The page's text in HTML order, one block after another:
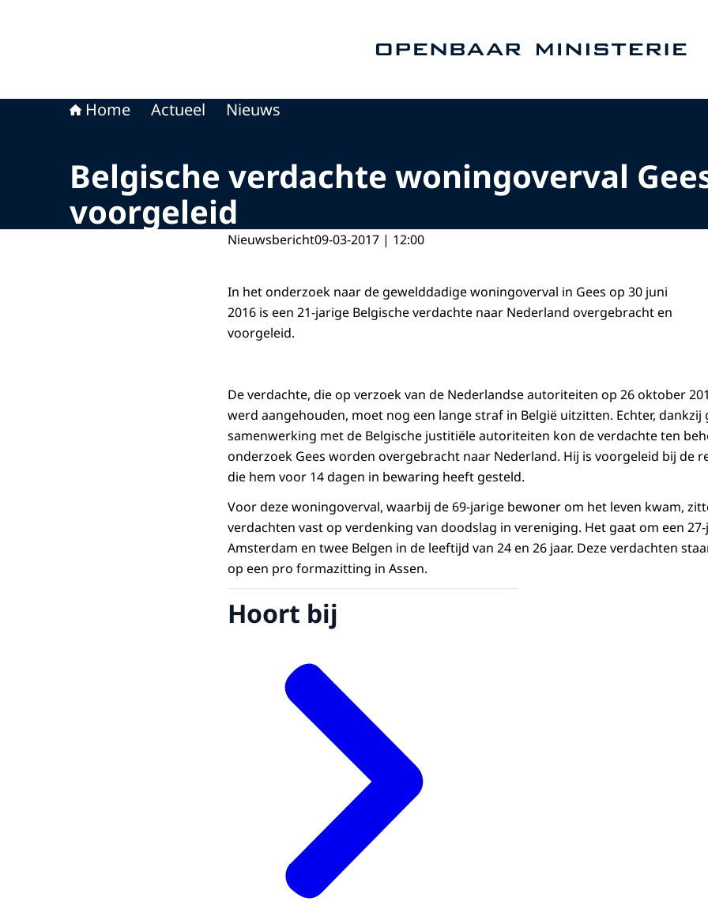
Home Actueel Nieuws
Belgische verdachte woningoverval
voorgeleid
Nieuwsbericht09-03-2017 | 12:00
In het onderzoek naar de gewelddadige woningoverval in Gees op 30 juni
2016 is een 21-jarige Belgische verdachte naar Nederland overgebracht en
voorgeleid.
De verdachte, die op verzoek van de Nederlandse autoriteiten op 26 oktober
werd aangehouden, moet nog een lange straf in België uitzitten. Echter, dankzij
samenwerking met de Belgische justitiële autoriteiten kon de verdachte ten
onderzoek Gees worden overgebracht naar Nederland. Hij is voorgeleid bij de
die hem voor 14 dagen in bewaring heeft gesteld.
Voor deze woningoverval, waarbij de 69-jarige bewoner om het leven kwam,
verdachten vast op verdenking van doodslag in vereniging. Het gaat om een
Amsterdam en twee Belgen in de leeftijd van 24 en 26 jaar. Deze verdachten
op een pro formazitting in Assen.
Hoort bij